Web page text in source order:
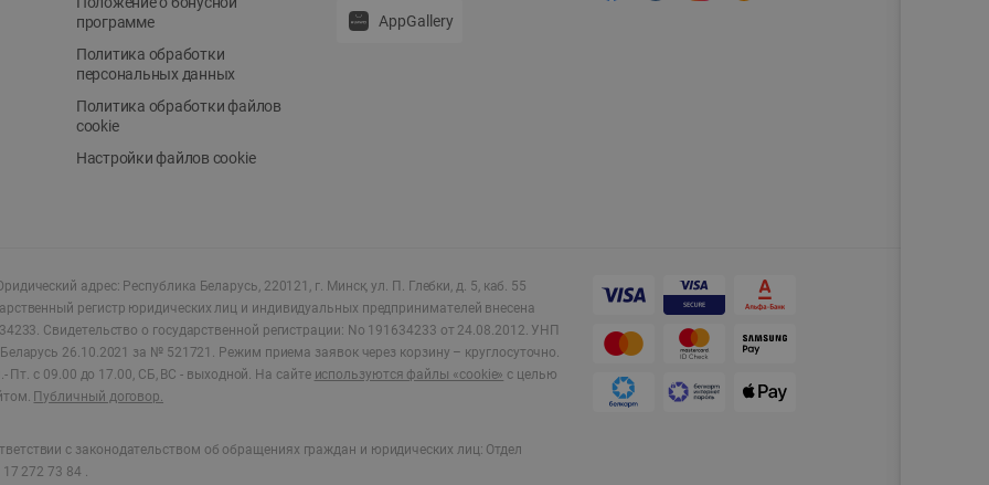
программе
Политика обработки
персональных данных
Политика обработки файлов
cookie
Настройки файлов cookie
AppGallery
адрес: Республика Беларусь, 220121, г. Минск, ул. П. Глебки, д. 5, каб. 55
регистр юридических лиц и индивидуальных предпринимателей внесена
Свидетельство о государственной регистрации: No 191634233 от 24.08.2012. УНП
26.10.2021 за № 521721. Режим приема заявок через корзину – круглосуточно.
Пт. с 09.00 до 17.00, СБ, ВС - выходной. На сайте используются файлы «cookie» с целью
Публичный договор.
с законодательством об обращениях граждан и юридических лиц: Отдел
272 73 84 .